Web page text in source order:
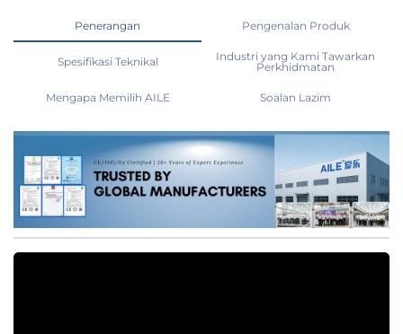
Penerangan Pengenalan Produk
Spesifikasi Teknikal
Industri yang Kami Tawarkan
Perkhidmatan
Mengapa Memilih AILE Soalan Lazim